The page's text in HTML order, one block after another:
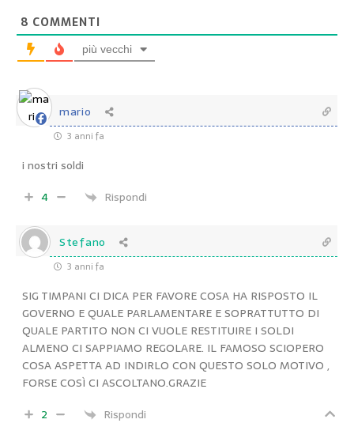
8 COMMENTI
più vecchi
mario
3 anni fa
i nostri soldi
4
Rispondi
Stefano
3 anni fa
SIG TIMPANI CI DICA PER FAVORE COSA HA RISPOSTO IL
GOVERNO E QUALE PARLAMENTARE E SOPRATTUTTO DI
QUALE PARTITO NON CI VUOLE RESTITUIRE I SOLDI
ALMENO CI SAPPIAMO REGOLARE. IL FAMOSO SCIOPERO
COSA ASPETTA AD INDIRLO CON QUESTO SOLO MOTIVO ,
FORSE COSÌ CI ASCOLTANO.GRAZIE
2
Rispondi